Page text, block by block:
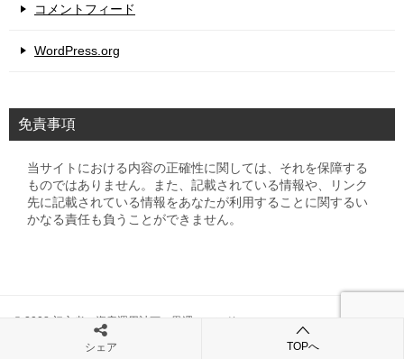
コメントフィード
WordPress.org
免責事項
当サイトにおける内容の正確性に関しては、それを保障する
ものではありません。また、記載されている情報や、リンク
先に記載されている情報をあなたが利用することに関するい
かなる責任も負うことができません。
© 2008 初心者の資産運用計画 黒澤ファンド
シェア TOPへ